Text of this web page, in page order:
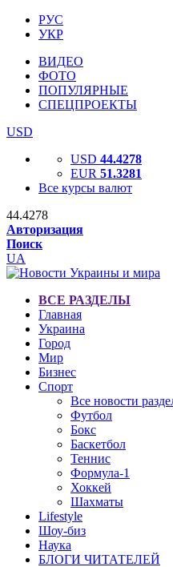
РУС
УКР
ВИДЕО
ФОТО
ПОПУЛЯРНЫЕ
СПЕЦПРОЕКТЫ
USD
USD 44.4278
EUR 51.3281
Все курсы валют
44.4278
Авторизация
Поиск
UA
ВСЕ РАЗДЕЛЫ
Главная
Украина
Город
Мир
Бизнес
Спорт
Все новости
Футбол
Бокс
Баскетбол
Теннис
Формула-1
Хоккей
Шахматы
Lifestyle
Шоу-биз
Наука
БЛОГИ ЧИТАТЕЛЕЙ